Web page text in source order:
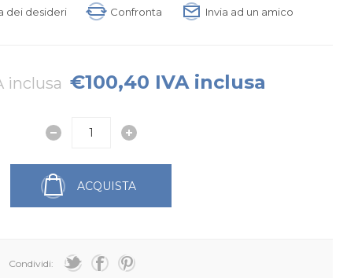
dei desideri Confronta Invia ad un amico
inclusa €100,40 IVA inclusa
ACQUISTA
Condividi: